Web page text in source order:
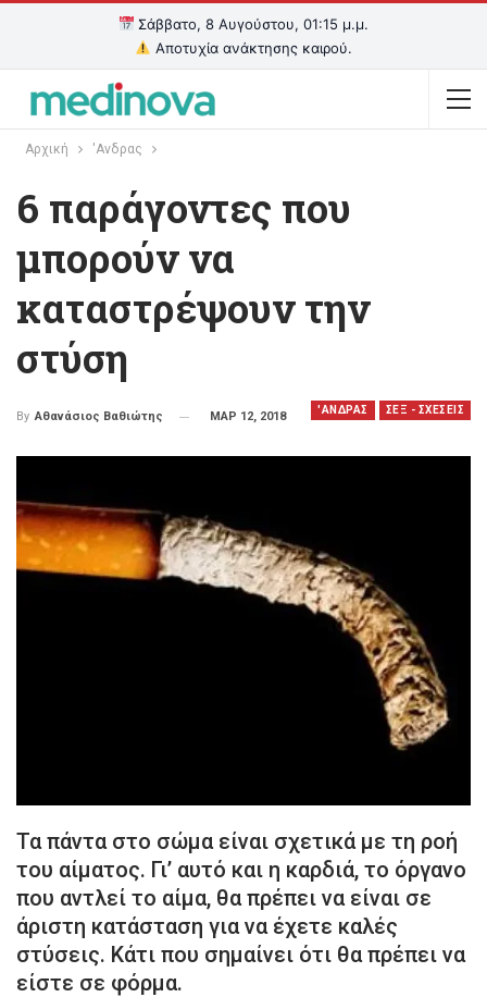
Σάββατο, 8 Αυγούστου, 01:15 μ.μ.
Αποτυχία ανάκτησης καιρού.
Αρχική 'Ανδρας
6 παράγοντες που
μπορούν να
καταστρέψουν την
στύση
'ΑΝΔΡΑΣ ΣΕΞ - ΣΧΕΣΕΙΣ
By Αθανάσιος Βαθιώτης ΜΑΡ 12, 2018
Τα πάντα στο σώμα είναι σχετικά με τη ροή
του αίματος. Γι’ αυτό και η καρδιά, το όργανο
που αντλεί το αίμα, θα πρέπει να είναι σε
άριστη κατάσταση για να έχετε καλές
στύσεις. Κάτι που σημαίνει ότι θα πρέπει να
είστε σε φόρμα.